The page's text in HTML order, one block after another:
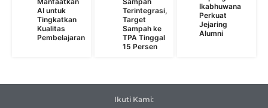
AI untuk
Tingkatkan
Kualitas
Pembelajaran
Terintegrasi,
Target
Sampah ke
TPA Tinggal
15 Persen
Ikabhuwana
Perkuat
Jejaring
Alumni
Ikuti Kami: